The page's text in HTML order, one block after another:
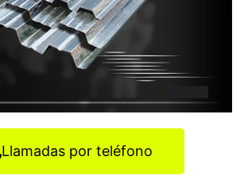
Llamadas por teléfono